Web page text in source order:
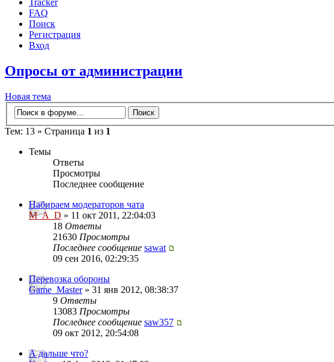
FAQ
Поиск
Регистрация
Вход
Опросы от администрации
Новая тема
Тем: 13 » Страница 1 из 1
Темы
Ответы
Просмотры
Последнее сообщение
Набираем модераторов чата
M_A_D » 11 окт 2011, 22:04:03
18 Ответы
21630 Просмотры
Последнее сообщение sawat
09 сен 2016, 02:29:35
Перевозка обороны
Game_Master» 31 янв 2012, 08:38:37
9 Ответы
13083 Просмотры
Последнее сообщение saw357
09 окт 2012, 20:54:08
А дальше что?